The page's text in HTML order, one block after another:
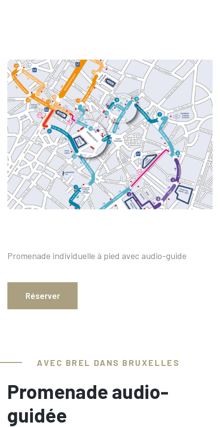
Promenade individuelle à pied avec audio-guide
Réserver
AVEC BREL DANS BRUXELLES
Promenade audio-
guidée